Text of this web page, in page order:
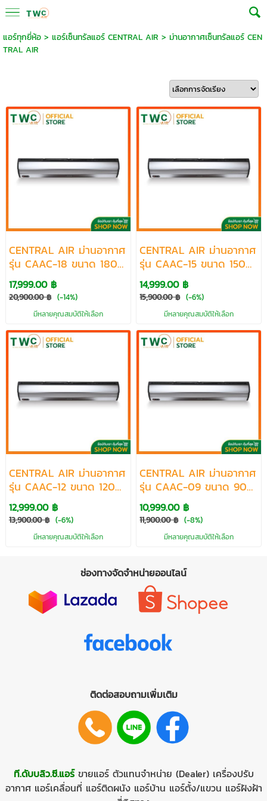
แอร์ทุกยี่ห้อ> แอร์เซ็นทรัลแอร์ CENTRAL AIR > ม่านอากาศเซ็นทรัลแอร์ CEN
TRAL AIR
CENTRAL AIR ม่านอากาศ
รุ่น CAAC-18 ขนาด 180
cm.
17,999.00 ฿
20,900.00 ฿ (-14%)
มีหลายคุณสมบัติให้เลือก
CENTRAL AIR ม่านอากาศ
รุ่น CAAC-15 ขนาด 150
cm.
14,999.00 ฿
15,900.00 ฿ (-6%)
มีหลายคุณสมบัติให้เลือก
CENTRAL AIR ม่านอากาศ
รุ่น CAAC-12 ขนาด 120
cm.
12,999.00 ฿
13,900.00 ฿ (-6%)
มีหลายคุณสมบัติให้เลือก
CENTRAL AIR ม่านอากาศ
รุ่น CAAC-09 ขนาด 90
cm.
10,999.00 ฿
11,900.00 ฿ (-8%)
มีหลายคุณสมบัติให้เลือก
ช่องทางจัดจำหน่ายออนไลน์
ติดต่อสอบถามเพิ่มเติม
ที.ดับบลิว.ซี.แอร์ ขายแอร์ตัวแทนจำหน่าย (Dealer) เครื่องปรับ
อากาศ แอร์เคลื่อนที่ แอร์ติดผนังแอร์บ้าน แอร์ตั้ง/แขวน แอร์ฝังฝ้า